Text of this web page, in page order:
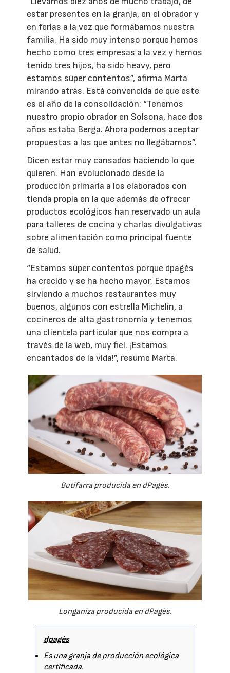
estar presentes en la granja, en el obrador y
en ferias a la vez que formábamos nuestra
familia. Ha sido muy intenso porque hemos
hecho como tres empresas a la vez y hemos
tenido tres hijos, ha sido heavy, pero
estamos súper contentos”, afirma Marta
mirando atrás. Está convencida de que este
es el año de la consolidación: “Tenemos
nuestro propio obrador en Solsona, hace dos
años estaba Berga. Ahora podemos aceptar
propuestas a las que antes no llegábamos”.
Dicen estar muy cansados haciendo lo que
quieren. Han evolucionado desde la
producción primaria a los elaborados con
tienda propia en la que además de ofrecer
productos ecológicos han reservado un aula
para talleres de cocina y charlas divulgativas
sobre alimentación como principal fuente
de salud.
“Estamos súper contentos porque dpagès
ha crecido y se ha hecho mayor. Estamos
sirviendo a muchos restaurantes muy
buenos, algunos con estrella Michelín, a
cocineros de alta gastronomía y tenemos
una clientela particular que nos compra a
través de la web, muy fiel. ¡Estamos
encantados de la vida!”, resume Marta.
Butifarra producida en dPagès.
Longaniza producida en dPagès.
dpagès
Es una granja de producción ecológica
certificada.